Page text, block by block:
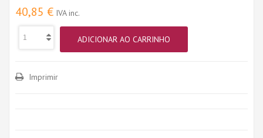
40,85 € IVA inc.
ADICIONAR AO CARRINHO
Imprimir